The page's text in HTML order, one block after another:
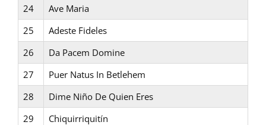
24
Ave Maria
25
Adeste Fideles
26
Da Pacem Domine
27
Puer Natus In Betlehem
28
Dime Niño De Quien Eres
29
Chiquirriquitín